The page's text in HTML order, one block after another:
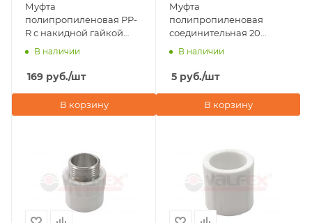
Муфта
полипропиленовая PP-
R с накидной гайкой
20х3/4" Valfex, белого
В наличии
169 руб./шт
В корзину
Муфта
полипропиленовая
соединительная 20
Valfex, серая
В наличии
5 руб./шт
В корзину